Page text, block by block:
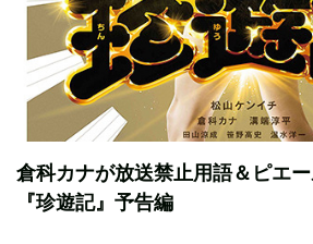
倉科カナが放送禁止用語＆ピエー
『珍遊記』予告編